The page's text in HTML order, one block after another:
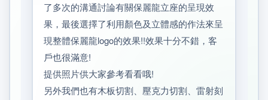
了多次的溝通討論有關保麗龍立座的呈現效
果，最後選擇了利用顏色及立體感的作法來呈
現整體保麗龍logo的效果!!效果十分不錯，客
戶也很滿意!
提供照片供大家參考看看哦!
另外我們也有木板切割、壓克力切割、雷射刻